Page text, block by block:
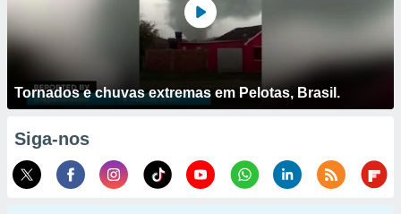
Tornados e chuvas extremas em Pelotas, Brasil.
Siga-nos